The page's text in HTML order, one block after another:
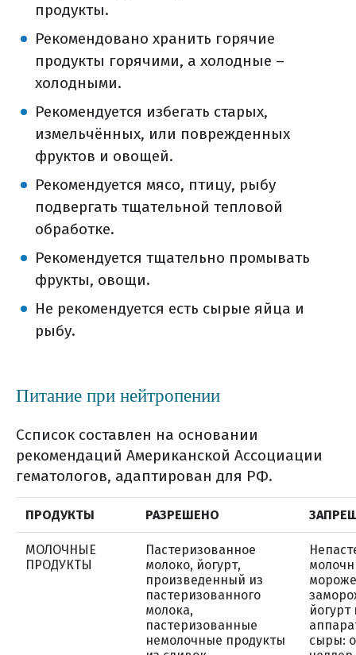
продукты.
Рекомендовано хранить горячие
продукты горячими, а холодные –
холодными.
Рекомендуется избегать старых,
измельчённых, или поврежденных
фруктов и овощей.
Рекомендуется мясо, птицу, рыбу
подвергать тщательной тепловой
обработке.
Рекомендуется тщательно промывать
фрукты, овощи.
Не рекомендуется есть сырые яйца и
рыбу.
Питание при нейтропении
Ссписок составлен на основании
рекомендаций Американской Ассоциации
гематологов, адаптирован для РФ.
ПРОДУКТЫ РАЗРЕШЕНО
МОЛОЧНЫЕ
ПРОДУКТЫ
Пастеризованное
молоко, йогурт,
произведенный из
пастеризованного
молока,
пастеризованные
немолочные продукты
йогурт
сыры: